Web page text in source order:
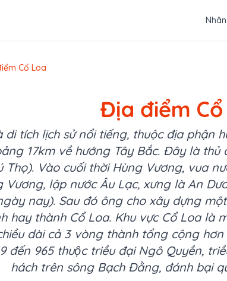
Cổ Loa
Địa điểm
di tích lịch sử nổi tiếng, thuộc địa phận
17km về hướng Tây Bắc. Đây là
Thọ). Vào cuối thời Hùng Vương, vua
Vương, lập nước Âu Lạc, xưng là An
nay). Sau đó ông cho xây dựng
hay thành Cổ Loa. Khu vực Cổ Loa là
dài cả 3 vòng thành tổng cộng
đến 965 thuộc triều đại Ngô Quyền,
hách trên sông Bạch Đằng, đánh bại